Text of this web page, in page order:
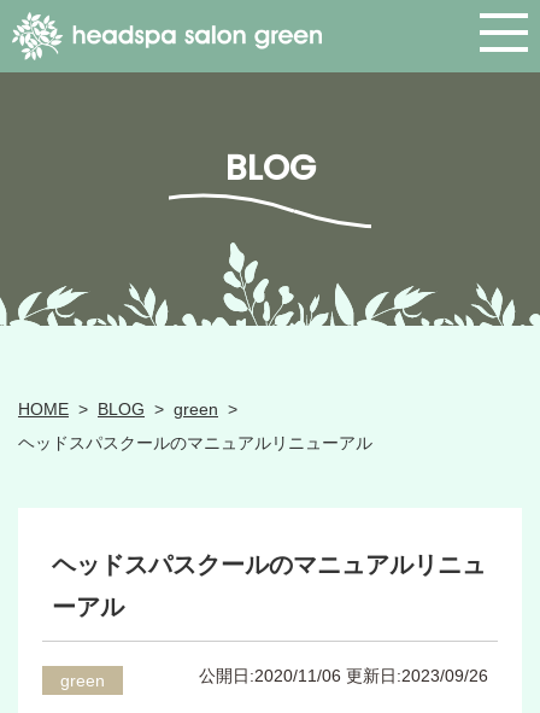
BLOG
HOME > BLOG > green >
ヘッドスパスクールのマニュアルリニューアル
ヘッドスパスクールのマニュアルリニュ
ーアル
green 公開日:2020/11/06 更新日:2023/09/26